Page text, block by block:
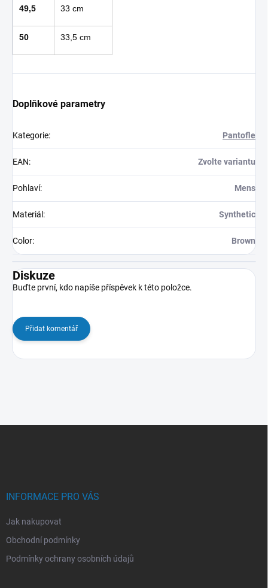
49,5 33 cm
50 33,5 cm
Doplňkové parametry
Kategorie: Pantofle
EAN: Zvolte variantu
Pohlaví: Mens
Materiál : Synthetic
Color: Brown
Diskuze
Buďte první, kdo napíše příspěvek k této položce.
Přidat komentář
INFORMACE PRO VÁS
Jak nakupovat
Obchodní podmínky
Podmínky ochrany osobních údajů